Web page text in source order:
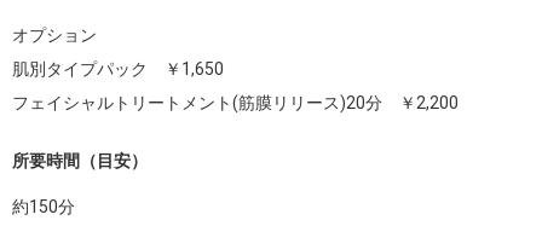
オプション
肌別タイプパック　￥1,650
フェイシャルトリートメント(筋膜リリース)20分　￥2,200
所要時間（目安）
約150分